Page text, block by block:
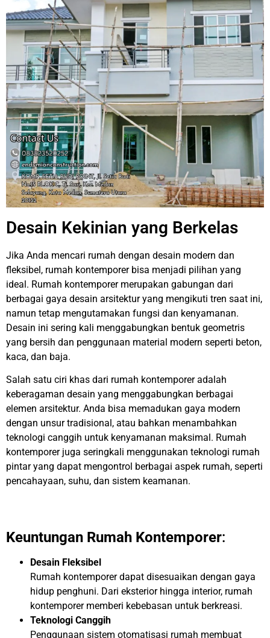
Desain Kekinian yang Berkelas
Jika Anda mencari rumah dengan desain modern dan
fleksibel, rumah kontemporer bisa menjadi pilihan yang
ideal. Rumah kontemporer merupakan gabungan dari
berbagai gaya desain arsitektur yang mengikuti tren saat ini,
namun tetap mengutamakan fungsi dan kenyamanan.
Desain ini sering kali menggabungkan bentuk geometris
yang bersih dan penggunaan material modern seperti beton,
kaca, dan baja.
Salah satu ciri khas dari rumah kontemporer adalah
keberagaman desain yang menggabungkan berbagai
elemen arsitektur. Anda bisa memadukan gaya modern
dengan unsur tradisional, atau bahkan menambahkan
teknologi canggih untuk kenyamanan maksimal. Rumah
kontemporer juga seringkali menggunakan teknologi rumah
pintar yang dapat mengontrol berbagai aspek rumah, seperti
pencahayaan, suhu, dan sistem keamanan.
Keuntungan Rumah Kontemporer:
Desain Fleksibel
Rumah kontemporer dapat disesuaikan dengan gaya
hidup penghuni. Dari eksterior hingga interior, rumah
kontemporer memberi kebebasan untuk berkreasi.
Teknologi Canggih
Penggunaan sistem otomatisasi rumah membuat